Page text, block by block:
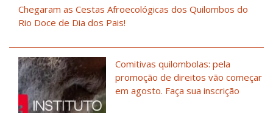
Chegaram as Cestas Afroecológicas dos Quilombos do
Rio Doce de Dia dos Pais!
Comitivas quilombolas: pela
promoção de direitos vão começar
em agosto. Faça sua inscrição